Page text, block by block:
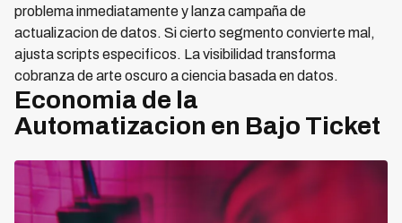
problema inmediatamente y lanza campaña de
actualizacion de datos. Si cierto segmento convierte mal,
ajusta scripts especificos. La visibilidad transforma
cobranza de arte oscuro a ciencia basada en datos.
Economia de la
Automatizacion en Bajo Ticket